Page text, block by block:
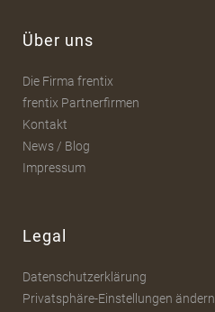
Über uns
Die Firma frentix
frentix Partnerfirmen
Kontakt
News / Blog
Impressum
Legal
Datenschutzerklärung
Privatsphäre-Einstellungen ändern